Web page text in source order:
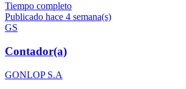
Tiempo completo
Publicado hace 4 semana(s)
GS
Contador(a)
GONLOP S.A